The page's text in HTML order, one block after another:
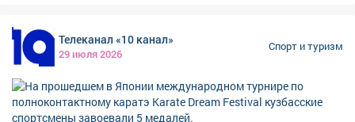
Приглашаем всех желающих 8 августа! Встречаемся у
Мемориала шахтерской славы! 🕙 Сбор участников и
гостей мероприятия : 09:30 🕤 Торжественное
открытие мероприятия: 10:00 🕚 Старт на 2 км: 10:20
Есть вопросы? Звоните: 8 (38475) 2-10-09. До встречи
на старте! #шахтерскоебратство
Телеканал «10 канал»
29 июля 2026
Спорт и туризм